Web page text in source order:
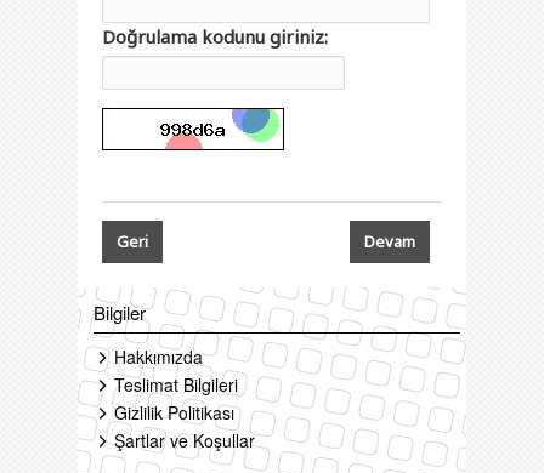
Doğrulama kodunu giriniz:
Geri
Bilgiler
Hakkımızda
Teslimat Bilgileri
Gizlilik Politikası
Şartlar ve Koşullar